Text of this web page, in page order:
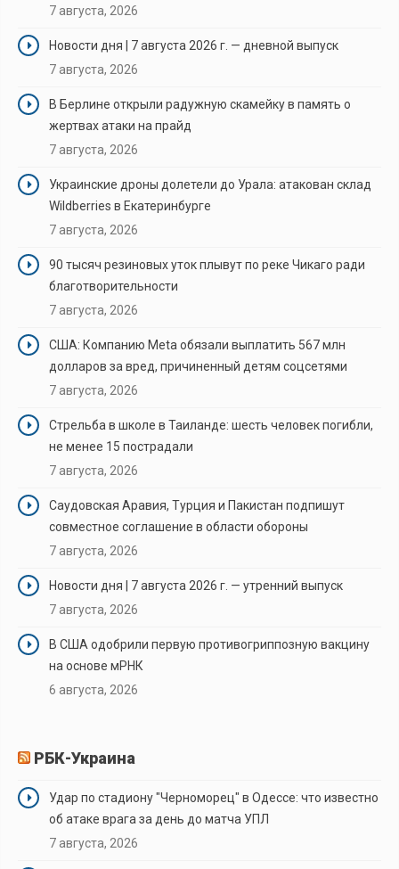
7 августа, 2026
Новости дня | 7 августа 2026 г. — дневной выпуск
7 августа, 2026
В Берлине открыли радужную скамейку в память о
жертвах атаки на прайд
7 августа, 2026
Украинские дроны долетели до Урала: атакован склад
Wildberries в Екатеринбурге
7 августа, 2026
90 тысяч резиновых уток плывут по реке Чикаго ради
благотворительности
7 августа, 2026
США: Компанию Meta обязали выплатить 567 млн
долларов за вред, причиненный детям соцсетями
7 августа, 2026
Стрельба в школе в Таиланде: шесть человек погибли,
не менее 15 пострадали
7 августа, 2026
Саудовская Аравия, Турция и Пакистан подпишут
совместное соглашение в области обороны
7 августа, 2026
Новости дня | 7 августа 2026 г. — утренний выпуск
7 августа, 2026
В США одобрили первую противогриппозную вакцину
на основе мРНК
6 августа, 2026
РБК-Украина
Удар по стадиону "Черноморец" в Одессе: что известно
об атаке врага за день до матча УПЛ
7 августа, 2026